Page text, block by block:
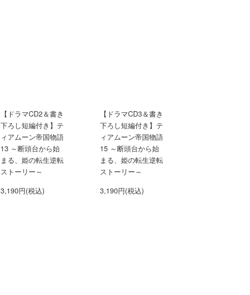
【ドラマCD2＆書き
下ろし短編付き】テ
ィアムーン帝国物語
13 ～断頭台から始
まる、姫の転生逆転
ストーリー～
3,190円(税込)
【ドラマCD3＆書き
下ろし短編付き】テ
ィアムーン帝国物語
15 ～断頭台から始
まる、姫の転生逆転
ストーリー～
3,190円(税込)